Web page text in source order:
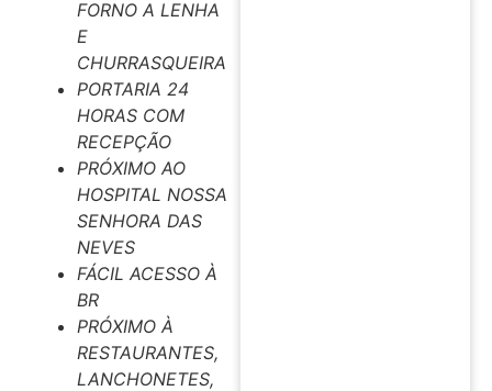
FORNO A LENHA
E
CHURRASQUEIRA
PORTARIA 24
HORAS COM
RECEPÇÃO
PRÓXIMO AO
HOSPITAL NOSSA
SENHORA DAS
NEVES
FÁCIL ACESSO À
BR
PRÓXIMO À
RESTAURANTES,
LANCHONETES,